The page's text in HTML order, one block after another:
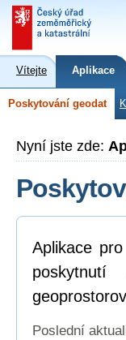
Vítejte Aplikace
Poskytování geodat
Nyní jste zde:
Aplikace
Poslední